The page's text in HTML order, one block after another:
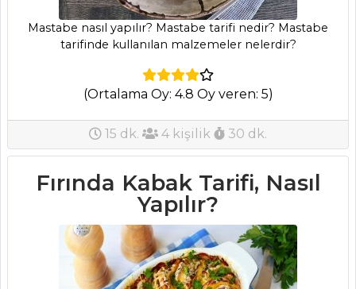
TATLILAR
İrmik Tatlısı
Tarifi, Nasıl Yapılır?
Şibit Tatlısı
(Kaşık Atması)
Tarifi, Nasıl Yapılır?
Böğürtlenli Tost
Kek Tarifi, Nasıl
Pasta ve Tatlılar
Tüm Tarifleri
Mastabe nasıl yapılır? Mastabe tarifi nedir? Mastabe
tarifinde kullanılan malzemeler nelerdir?
(Ortalama Oy: 4.8 Oy veren: 5)
15 dk. 4 kişilik 30 dk.
Fırında Kabak Tarifi, Nasıl
Yapılır?